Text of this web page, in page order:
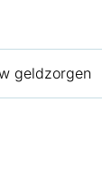
geldzorgen